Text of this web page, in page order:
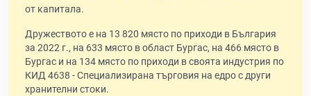
от капитала.
Дружеството е на 13 820 място по приходи в България
за 2022 г., на 633 място в област Бургас, на 466 място в
Бургас и на 134 място по приходи в своята индустрия по
КИД 4638 - Специализирана търговия на едро с други
хранителни стоки.